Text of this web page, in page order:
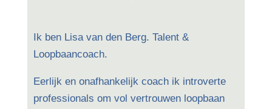
Ik ben Lisa van den Berg. Talent &
Loopbaancoach.
Eerlijk en onafhankelijk coach ik introverte
professionals om vol vertrouwen loopbaan